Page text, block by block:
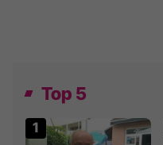
Top 5